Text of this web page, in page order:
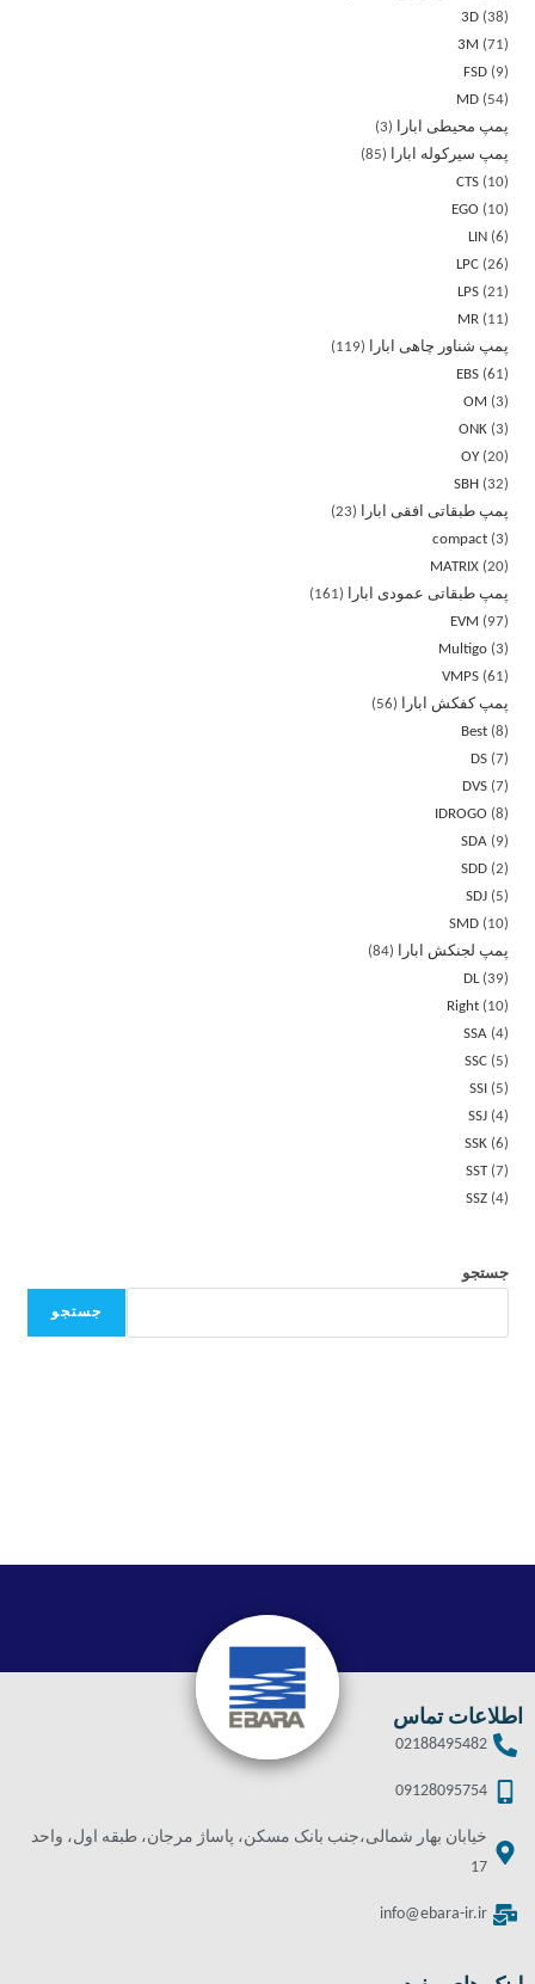
3D 38
3M
71
FSD
9
MD
54
پمپ محیطی ابارا
3
پمپ سیرکوله ابارا
85
CTS
10
EGO
10
LIN
6
LPC 26
LPS 21
MR
11
پمپ شناور چاهی ابارا
119
EBS 61
OM
3
ONK 3
OY 20
SBH
32
پمپ طبقاتی افقی ابارا
23
compact 3
MATRIX 20
پمپ طبقاتی عمودی ابارا
161
EVM
97
Multigo 3
VMPS 61
پمپ کفکش ابارا
56
Best 8
DS 7
DVS 7
IDROGO
8
SDA
9
SDD 2
SDJ
5
SMD
10
پمپ لجنکش ابارا
84
DL 39
Right
10
SSA 4
SSC
5
SSI
5
SSJ 4
SSK 6
SST 7
SSZ 4
جستجو
جستجو
اطلاعات تماس
02188495482
09128095754
خیابان بهار شمالی،جنب بانک مسکن، پاساژ مرجان، طبقه اول، واحد
17
info@ebara-ir.ir